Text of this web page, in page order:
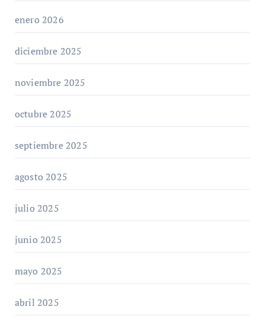
enero 2026
diciembre 2025
noviembre 2025
octubre 2025
septiembre 2025
agosto 2025
julio 2025
junio 2025
mayo 2025
abril 2025